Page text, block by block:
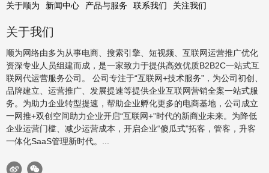
关于顺为 新闻中心 产品与服务 联系我们 关注我们
关于我们
顺为网络由多为从事电商、搜索引擎、短视频、互联网运营推广优化
资深专业人员组建而成，是一家致力于提供高效优质B2B2C一站式互
联网代运营服务公司。 公司专注于“互联网+技术服务”，为公司初创、
品牌建立、运营推广、发展提速等提供企业互联网营销全案一站式服
务。为助力企业转型提速，帮助企业孵化更多的电商基地，公司成立
一网推+双创空间助力企业开启“互联网+”时代的新商业未来。为降低
企业运营门槛、减少运营成本，开启企业“傻瓜式”拓客，管客，升客
一体化SaaS管理新时代。...